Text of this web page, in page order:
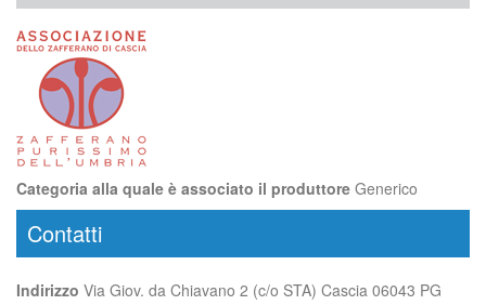
Categoria alla quale è associato il produttore Generico
Contatti
Indirizzo Via Giov. da Chiavano 2 (c/o STA) Cascia 06043 PG